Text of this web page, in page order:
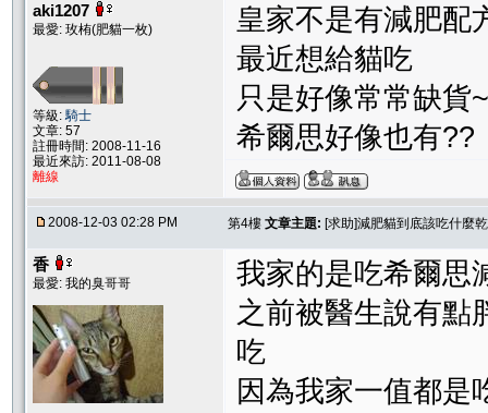
aki1207
最愛: 玫栯(肥貓一枚)
等級:騎士
文章: 57
註冊時間: 2008-11-16
最近來訪: 2011-08-08
離線
皇家不是有減肥配
最近想給貓吃
只是好像常常缺貨
希爾思好像也有??
2008-12-03 02:28 PM 第4樓 文章主題: [求助]減肥貓到底該吃什麼
香
最愛: 我的臭哥哥
我家的是吃希爾思
之前被醫生說有點
吃
因為我家一值都是